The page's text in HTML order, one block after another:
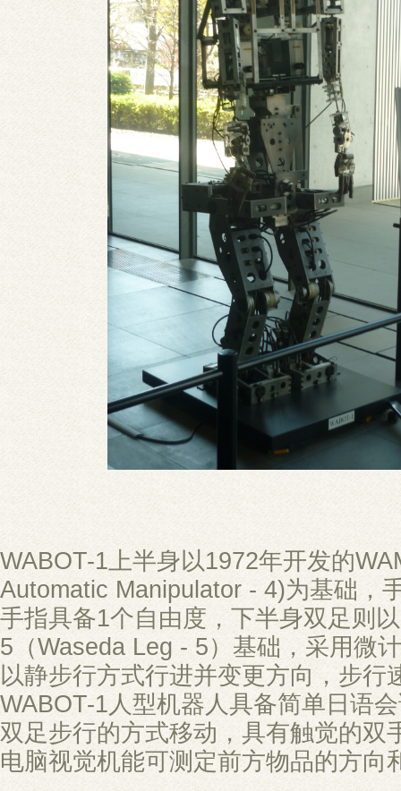
WABOT-1上半身以1972年开发的
Automatic Manipulator - 4)为基础，
手指具备1个自由度，下半身双足则
5（Waseda Leg - 5）基础，采用微
以静步行方式行进并变更方向，步行
WABOT-1人型机器人具备简单日语
双足步行的方式移动，具有触觉的双
电脑视觉机能可测定前方物品的方向